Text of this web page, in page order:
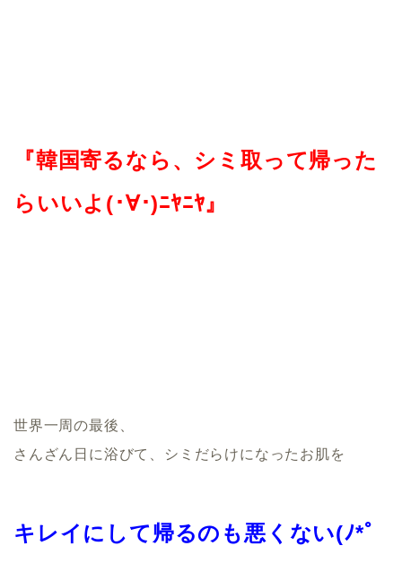
『韓国寄るなら、シミ取って帰った
らいいよ(･∀･)ﾆﾔﾆﾔ』
世界一周の最後、
さんざん日に浴びて、シミだらけになったお肌を
キレイにして帰るのも悪くない(ﾉ*ﾟ